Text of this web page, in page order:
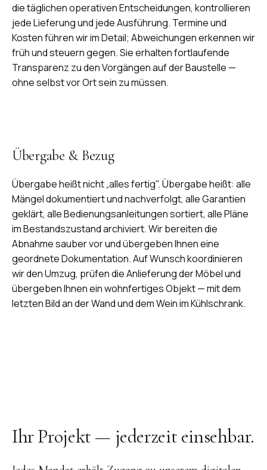
die täglichen operativen Entscheidungen, kontrollieren
jede Lieferung und jede Ausführung. Termine und
Kosten führen wir im Detail; Abweichungen erkennen wir
früh und steuern gegen. Sie erhalten fortlaufende
Transparenz zu den Vorgängen auf der Baustelle —
ohne selbst vor Ort sein zu müssen.
Übergabe & Bezug
Übergabe heißt nicht „alles fertig". Übergabe heißt: alle
Mängel dokumentiert und nachverfolgt, alle Garantien
geklärt, alle Bedienungsanleitungen sortiert, alle Pläne
im Bestandszustand archiviert. Wir bereiten die
Abnahme sauber vor und übergeben Ihnen eine
geordnete Dokumentation. Auf Wunsch koordinieren
wir den Umzug, prüfen die Anlieferung der Möbel und
übergeben Ihnen ein wohnfertiges Objekt — mit dem
letzten Bild an der Wand und dem Wein im Kühlschrank.
Ihr Projekt — jederzeit einsehbar.